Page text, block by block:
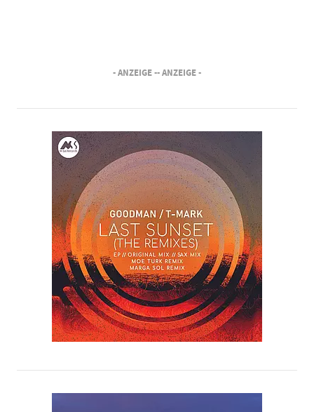
- ANZEIGE -- ANZEIGE -